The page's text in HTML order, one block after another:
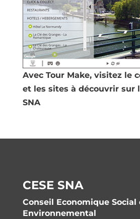
Avec Tour Make, visitez le
et les sites à découvrir sur
SNA
CESE SNA
Conseil Economique Social
Environnemental